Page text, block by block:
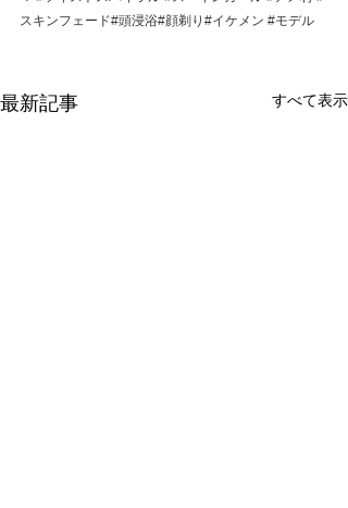
スキンフェード#頭浸浴#顔剃り#イケメン #モデル
最新記事 すべて表示